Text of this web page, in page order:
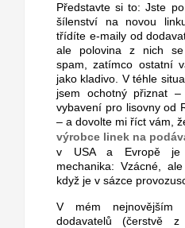
Představte si to: Jste
šílenství na novou
třídíte e-maily od
ale polovina z nich
spam, zatímco ostatní
jako kladivo. V téhle
jsem ochotný přiznat
vybavení pro lisovny od
– a dovolte mi říct vám,
výrobce linek na
v USA a Evropě je
mechanika: Vzácné,
když je v sázce
V mém nejnovějším
dodavatelů (čerstvě